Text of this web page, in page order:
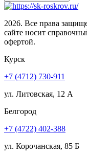
2026. Все права
сайте носит
офертой.
Курск
+7 (4712) 730-911
ул. Литовская, 12 А
Белгород
+7 (4722) 402-388
ул. Корочанская, 85 Б